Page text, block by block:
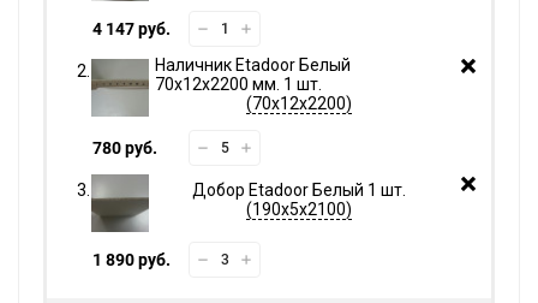
4 147 руб.
Наличник Etadoor Белый
70х12х2200 мм. 1 шт.
70х12х2200
780 руб.
Добор Etadoor Белый 1 шт.
190х5х2100
1 890 руб.